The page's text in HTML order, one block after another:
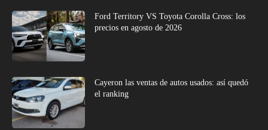
Ford Territory VS Toyota Corolla Cross: los
precios en agosto de 2026
Cayeron las ventas de autos usados: así quedó
el ranking